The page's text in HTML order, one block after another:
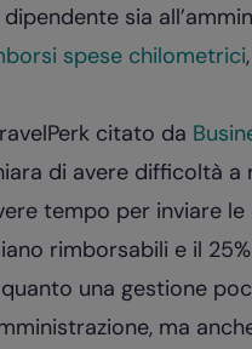
sia
spese chilometrici
citato da
di avere difficoltà a
tempo per inviare
rimborsabili e il
una gestione
ma